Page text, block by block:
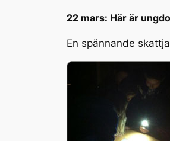
22 mars: Här är
En spännande